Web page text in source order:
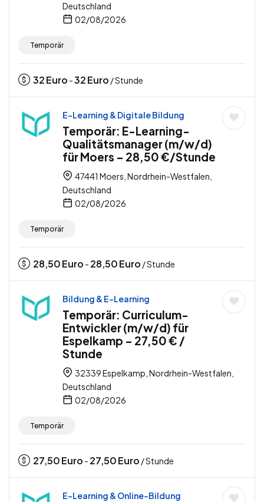
Deutschland
02/08/2026
Temporär
32Euro -32Euro / Stunde
E-Learning & Digitale Bildung
Temporär: E-Learning-
Qualitätsmanager (m/w/d)
für Moers – 28,50 €/Stunde
47441 Moers, Nordrhein-Westfalen,
Deutschland
02/08/2026
Temporär
28,50Euro - 28,50Euro / Stunde
Bildung & E-Learning
Temporär: Curriculum-
Entwickler (m/w/d) für
Espelkamp – 27,50 € /
Stunde
32339 Espelkamp, Nordrhein-Westfalen,
Deutschland
02/08/2026
Temporär
27,50Euro - 27,50Euro / Stunde
E-Learning & Online-Bildung